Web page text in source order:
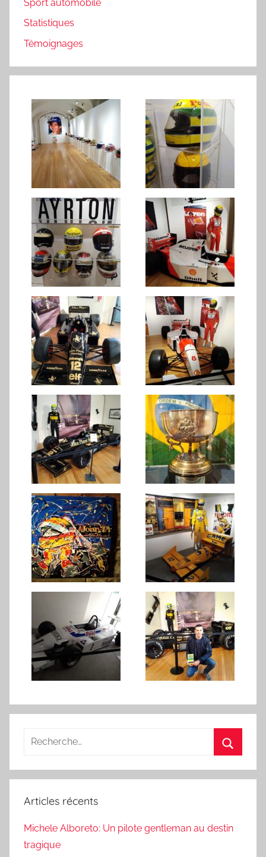
Sport automobile
Statistiques
Témoignages
Recherche
:
Articles récents
Michele Alboreto: Un pilote gentleman au destin
tragique